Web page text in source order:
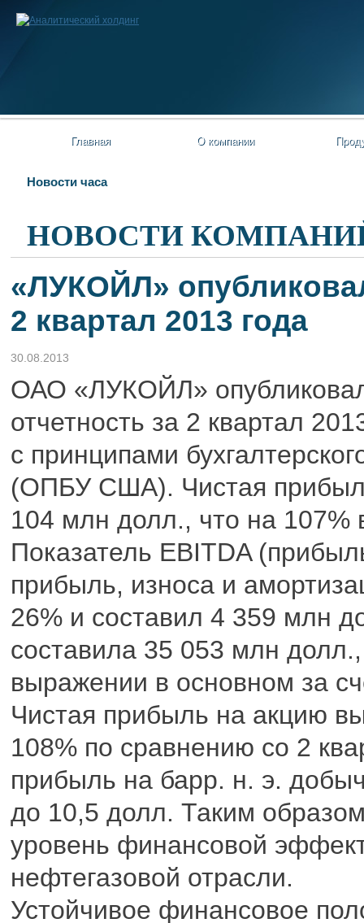
Главная О компании
Новости часа
НОВОСТИ
«ЛУКОЙЛ»
2 квартал 2013 года
30.08.2013
ОАО «ЛУКОЙЛ»
отчетность за 2 квартал
с принципами
(ОПБУ США). Чистая
104 млн долл., что на 107%
Показатель EBITDA
прибыль, износа и
26% и составил 4 359 млн
составила 35 053 млн
выражении в основном за
Чистая прибыль на акцию
108% по сравнению со 2
прибыль на барр. н. э.
до 10,5 долл. Таким
уровень финансовой
нефтегазовой отрасли.
Устойчивое финансовое